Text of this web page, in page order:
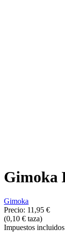
Gimoka
Gimoka
Precio: 11,95 €
(0,10 € taza)
Impuestos incluidos